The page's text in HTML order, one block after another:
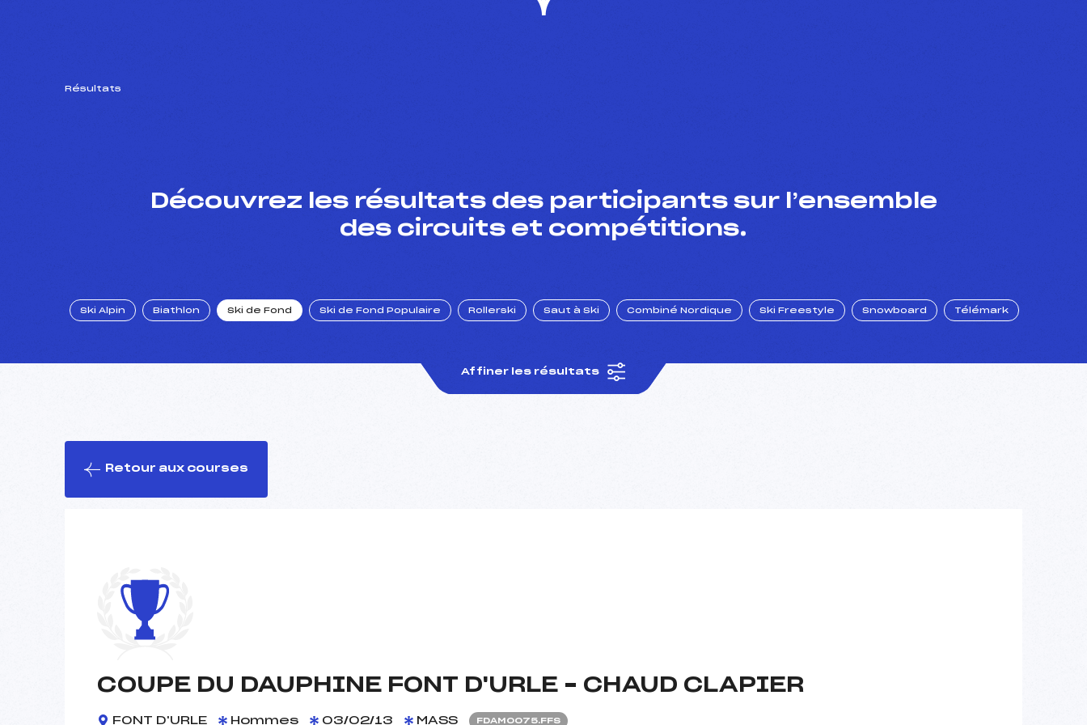
Résultats
Découvrez les résultats des participants sur l’ensemble
des circuits et compétitions.
Ski Alpin Biathlon Ski de Fond Ski de Fond Populaire Rollerski Saut à Ski Combiné Nordique Ski Freestyle Snowboard Télémark
Affiner les résultats
Retour aux courses
COUPE DU DAUPHINE FONT D'URLE – CHAUD CLAPIER
FONT D'URLE Hommes 03/02/13 MASS FDAM0075.FFS